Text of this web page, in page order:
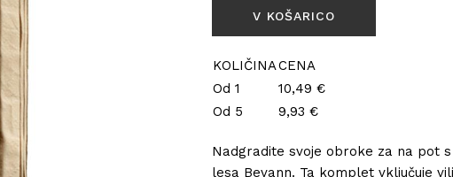
KOLIČINACENA
Od 1
10,49 €
Od 5
9,93 €
Nadgradite svoje obroke za na pot
lesa Bevann. Ta komplet vključuje